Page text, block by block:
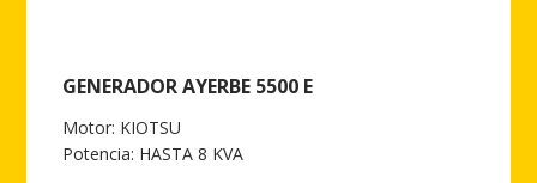
GENERADOR AYERBE 5500 E
Motor: KIOTSU
Potencia: HASTA 8 KVA